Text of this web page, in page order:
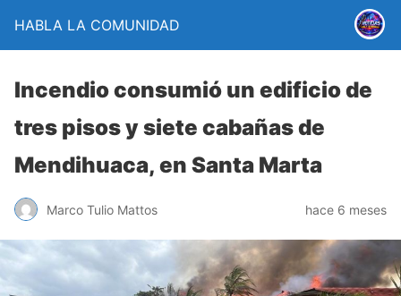
HABLA LA COMUNIDAD
Incendio consumió un edificio de
tres pisos y siete cabañas de
Mendihuaca, en Santa Marta
Marco Tulio Mattos hace 6 meses